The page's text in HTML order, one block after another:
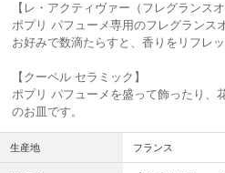
【レ・アクティヴァー（フレグランス
ポプリ パフューメ専用のフレグランス
お好みで数滴たらすと、香りをリフレ
【クーペル セラミック】
ポプリ パフューメを盛って飾ったり、
のお皿です。
生産地 フランス